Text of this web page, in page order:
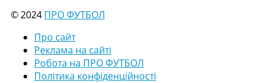
© 2024 ПРО ФУТБОЛ
Про сайт
Реклама на сайті
Робота на ПРО ФУТБОЛ
Політика конфіденційності